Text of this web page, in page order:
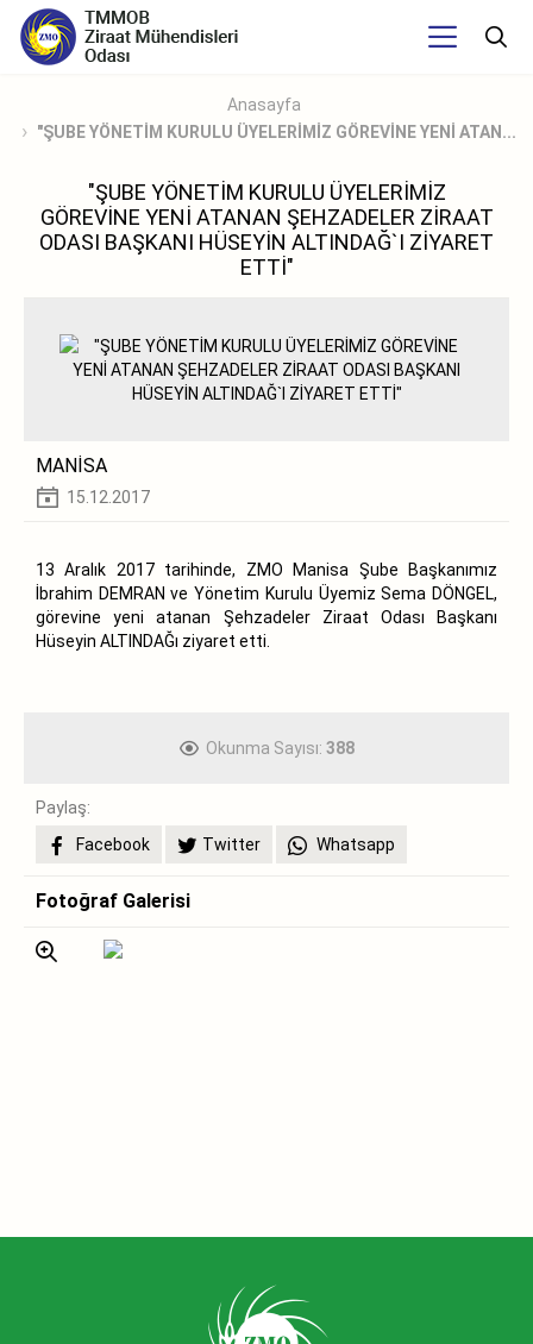
Anasayfa
"ŞUBE YÖNETİM KURULU ÜYELERİMİZ GÖREVİNE YENİ ATAN...
"ŞUBE YÖNETİM KURULU ÜYELERİMİZ
GÖREVİNE YENİ ATANAN ŞEHZADELER ZİRAAT
ODASI BAŞKANI HÜSEYİN ALTINDAĞ`I ZİYARET
ETTİ"
MANİSA
15.12.2017
13 Aralık 2017 tarihinde, ZMO Manisa Şube Başkanımız
İbrahim DEMRAN ve Yönetim Kurulu Üyemiz Sema DÖNGEL,
görevine yeni atanan Şehzadeler Ziraat Odası Başkanı
Hüseyin ALTINDAĞı ziyaret etti.
Okunma Sayısı: 388
Paylaş:
Facebook
Twitter Whatsapp
Fotoğraf Galerisi